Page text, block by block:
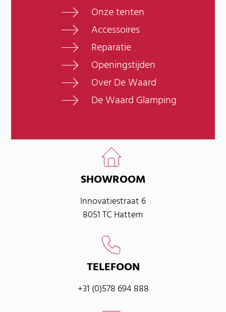
Onze tenten
Accessoires
Reparatie
Openingstijden
Over De Waard
De Waard Glamping
SHOWROOM
Innovatiestraat 6
8051 TC Hattem
TELEFOON
+31 (0)578 694 888